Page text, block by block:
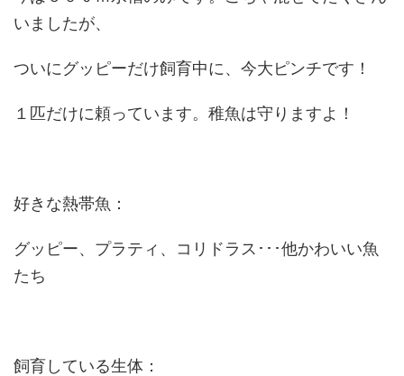
いましたが、
ついにグッピーだけ飼育中に、今大ピンチです！
１匹だけに頼っています。稚魚は守りますよ！
好きな熱帯魚：
グッピー、プラティ、コリドラス･･･他かわいい魚
たち
飼育している生体：